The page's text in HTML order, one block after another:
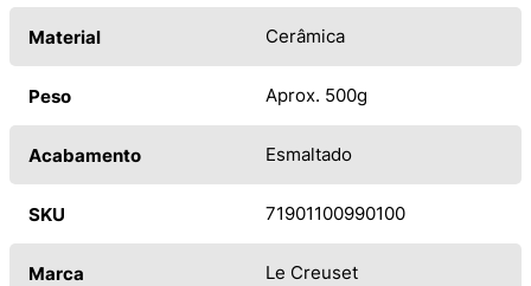
Material Cerâmica
Peso Aprox. 500g
Acabamento Esmaltado
SKU 71901100990100
Marca Le Creuset